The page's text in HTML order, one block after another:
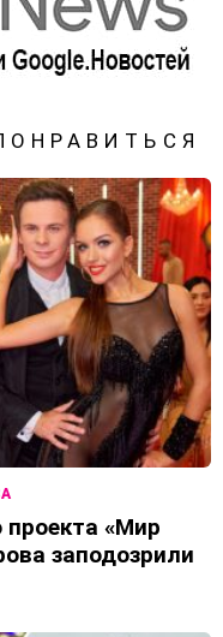
«Мир
заподозрили